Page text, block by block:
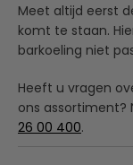
Meet altijd eerst
komt te staan.
barkoeling niet
Heeft u vragen
ons assortiment?
26 00 400.